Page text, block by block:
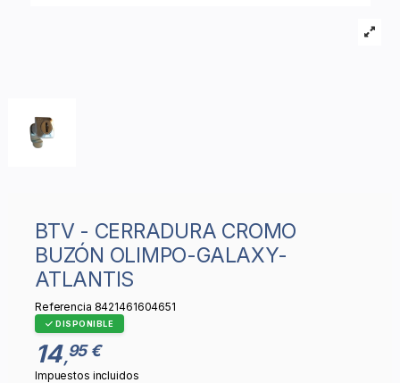
BTV - CERRADURA CROMO
BUZÓN OLIMPO-GALAXY-
ATLANTIS
Referencia 8421461604651
DISPONIBLE
14 ,95 €
Impuestos incluidos